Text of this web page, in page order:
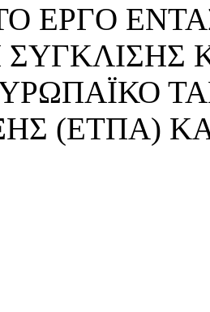
ΕΡΓΟ
(ΕΤΠΑ)